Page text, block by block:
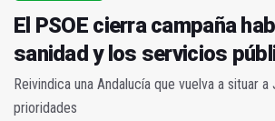
El PSOE cierra campaña
sanidad y los servicios
Reivindica una Andalucía que vuelva a situar
prioridades